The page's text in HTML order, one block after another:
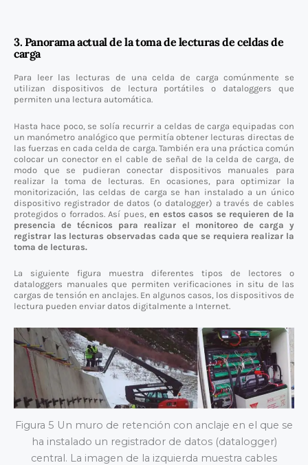
3. Panorama actual de la toma de lecturas de celdas de
carga
Para leer las lecturas de una celda de carga comúnmente se
utilizan dispositivos de lectura portátiles o dataloggers que
permiten una lectura automática.
Hasta hace poco, se solía recurrir a celdas de carga equipadas con
un manómetro analógico que permitía obtener lecturas directas de
las fuerzas en cada celda de carga. También era una práctica común
colocar un conector en el cable de señal de la celda de carga, de
modo que se pudieran conectar dispositivos manuales para
realizar la toma de lecturas. En ocasiones, para optimizar la
monitorización, las celdas de carga se han instalado a un único
dispositivo registrador de datos (o datalogger) a través de cables
protegidos o forrados. Así pues,en estos casos se requieren de la
presencia de técnicos para realizar el monitoreo de carga y
registrar las lecturas observadas cada que se requiera realizar la
toma de lecturas.
La siguiente figura muestra diferentes tipos de lectores o
dataloggers manuales que permiten verificaciones in situ de las
cargas de tensión en anclajes. En algunos casos, los dispositivos de
lectura pueden enviar datos digitalmente a Internet.
Figura 5 Un muro de retención con anclaje en el que se
ha instalado un registrador de datos (datalogger)
central. La imagen de la izquierda muestra cables